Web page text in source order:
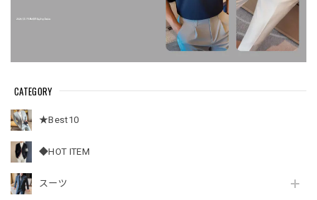
CATEGORY
★Best10
◆HOT ITEM
スーツ